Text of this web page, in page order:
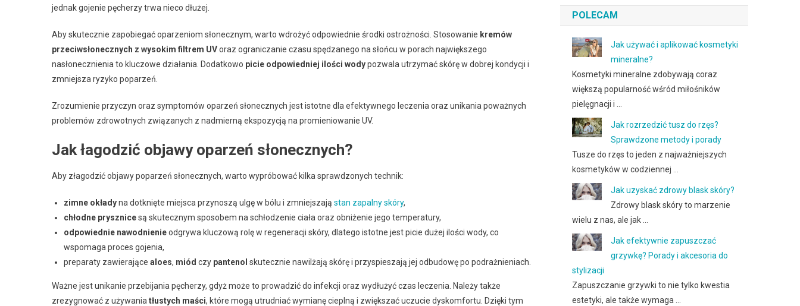
jednak gojenie pęcherzy trwa nieco dłużej.
Aby skutecznie zapobiegać oparzeniom słonecznym, warto wdrożyć odpowiednie środki ostrożności. Stosowanie kremów
przeciwsłonecznych z wysokim filtrem UVoraz ograniczanie czasu spędzanego na słońcu w porach największego
nasłonecznienia to kluczowe działania. Dodatkowo picie odpowiedniej ilości wodypozwala utrzymać skórę w dobrej kondycji i
zmniejsza ryzyko poparzeń.
Zrozumienie przyczyn oraz symptomów oparzeń słonecznych jest istotne dla efektywnego leczenia oraz unikania poważnych
problemów zdrowotnych związanych z nadmierną ekspozycją na promieniowanie UV.
Jak łagodzić objawy oparzeń słonecznych?
Aby złagodzić objawy poparzeń słonecznych, warto wypróbować kilka sprawdzonych technik:
zimne okładyna dotknięte miejsca przynoszą ulgę w bólu i zmniejszają stan zapalny skóry,
chłodne prysznicesą skutecznym sposobem na schłodzenie ciała oraz obniżenie jego temperatury,
odpowiednie nawodnienieodgrywa kluczową rolę w regeneracji skóry, dlatego istotne jest picie dużej ilości wody, co
wspomaga proces gojenia,
preparaty zawierające aloes, miód czy pantenol skutecznie nawilżają skórę i przyspieszają jej odbudowę po podrażnieniach.
Ważne jest unikanie przebijania pęcherzy, gdyż może to prowadzić do infekcji oraz wydłużyć czas leczenia. Należy także
zrezygnować z używania tłustych maści, które mogą utrudniać wymianę cieplną i zwiększać uczucie dyskomfortu. Dzięki tym
POLECAM
Jak używać i aplikować kosmetyki
mineralne?
Kosmetyki mineralne zdobywają coraz
większą popularność wśród miłośników
pielęgnacji i …
Jak rozrzedzić tusz do rzęs?
Sprawdzone metody i porady
Tusze do rzęs to jeden z najważniejszych
kosmetyków w codziennej …
Jak uzyskać zdrowy blask skóry?
Zdrowy blask skóry to marzenie
wielu z nas, ale jak …
Jak efektywnie zapuszczać
grzywkę? Porady i akcesoria do
stylizacji
Zapuszczanie grzywki to nie tylko kwestia
estetyki, ale także wymaga …